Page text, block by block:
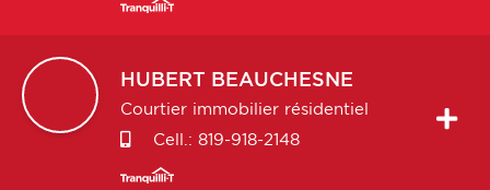
HUBERT BEAUCHESNE
Courtier immobilier résidentiel
Cell.: 819-918-2148